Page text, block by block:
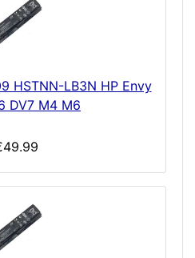
HSTNN-LB3N HP Envy
DV7 M4 M6